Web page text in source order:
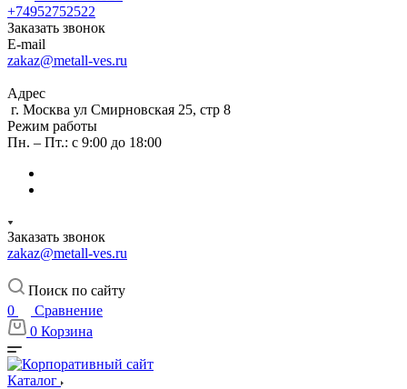
+74952752522
Заказать звонок
E-mail
zakaz@metall-ves.ru
Адрес
г. Москва ул Смирновская 25, стр 8
Режим работы
Пн. – Пт.: с 9:00 до 18:00
Заказать звонок
zakaz@metall-ves.ru
Поиск по сайту
0
Сравнение
0 Корзина
Каталог